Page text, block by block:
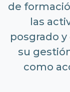
de
las
posgrado
su
como